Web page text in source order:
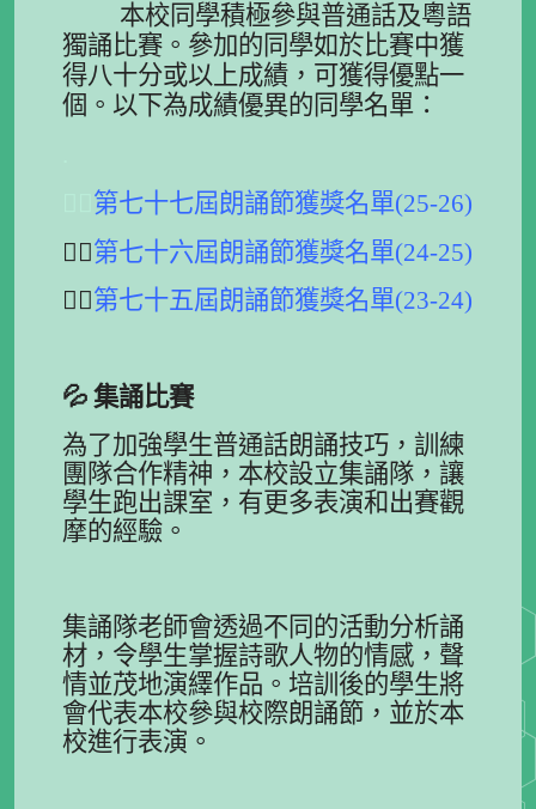
本校同學積極參與普通話及粵語
獨誦比賽。參加的同學如於比賽中獲
得八十分或以上成績，可獲得優點一
個。以下為成績優異的同學名單：
第七十七屆朗誦節獲獎名單(25-26)
👍🏻第七十六屆朗誦節獲獎名單(24-25)
👍🏻第七十五屆朗誦節獲獎名單(23-24)
💦 集誦比賽
為了加強學生普通話朗誦技巧，訓練
團隊合作精神，本校設立集誦隊，讓
學生跑出課室，有更多表演和出賽觀
摩的經驗。
集誦隊老師會透過不同的活動分析誦
材，令學生掌握詩歌人物的情感，聲
情並茂地演繹作品。培訓後的學生將
會代表本校參與校際朗誦節，並於本
校進行表演。